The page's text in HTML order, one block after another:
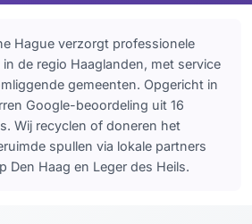
Hague verzorgt professionele
de regio Haaglanden, met service
gemeenten. Opgericht in
Google-beoordeling uit 16
Wij recyclen of doneren het
spullen via lokale partners
Den Haag en Leger des Heils.